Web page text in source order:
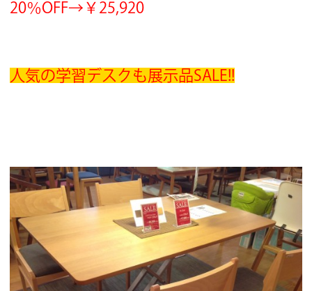
20％OFF→￥25,920
人気の学習デスクも展示品SALE!!